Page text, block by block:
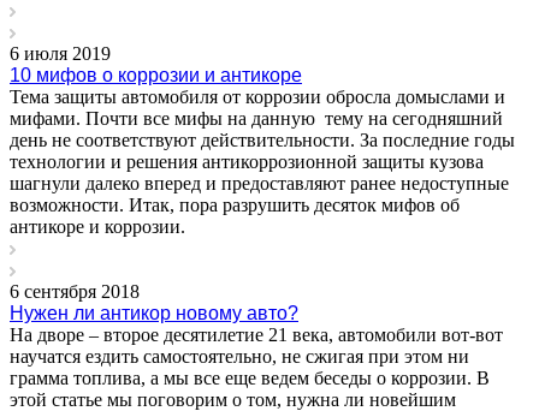
6 июля 2019
10 мифов о коррозии и антикоре
Тема защиты автомобиля от коррозии обросла домыслами и
мифами. Почти все мифы на данную тему на сегодняшний
день не соответствуют действительности. За последние годы
технологии и решения антикоррозионной защиты кузова
шагнули далеко вперед и предоставляют ранее недоступные
возможности. Итак, пора разрушить десяток мифов об
антикоре и коррозии.
6 сентября 2018
Нужен ли антикор новому авто?
На дворе – второе десятилетие 21 века, автомобили вот-вот
научатся ездить самостоятельно, не сжигая при этом ни
грамма топлива, а мы все еще ведем беседы о коррозии. В
этой статье мы поговорим о том, нужна ли новейшим